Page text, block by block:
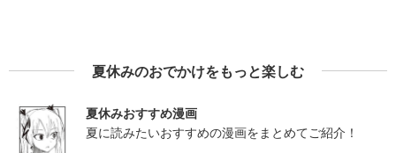
夏休みのおでかけをもっと楽しむ
夏休みおすすめ漫画
夏に読みたいおすすめの漫画をまとめてご紹介！